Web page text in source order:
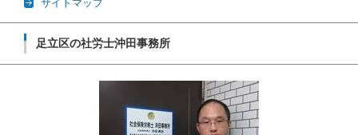
サイトマップ
足立区の社労士沖田事務所